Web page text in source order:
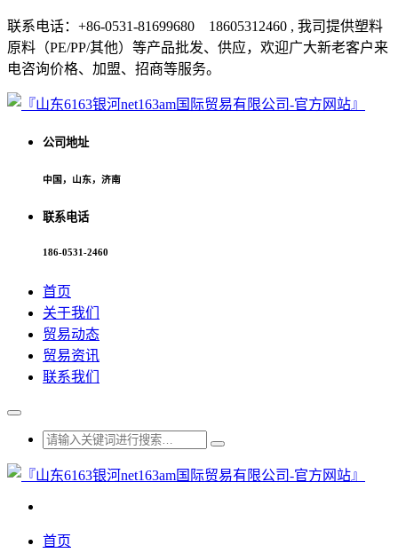
联系电话：+86-0531-81699680 18605312460 , 我司提供塑料
原料（PE/PP/其他）等产品批发、供应，欢迎广大新老客户来
电咨询价格、加盟、招商等服务。
公司地址
中国，山东，济南
联系电话
186-0531-2460
首页
关于我们
贸易动态
贸易资讯
联系我们
首页